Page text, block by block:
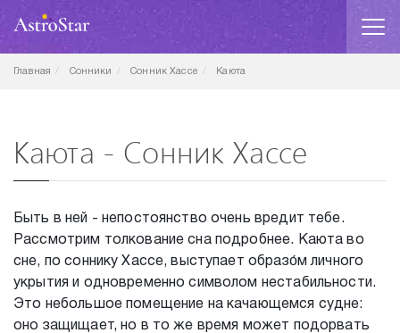
Главная Сонники Сонник Хассе Каюта
Каюта - Сонник Хассе
Быть в ней - непостоянство очень вредит тебе.
Рассмотрим толкование сна подробнее. Каюта во
сне, по соннику Хассе, выступает образо́м личного
укрытия и одновременно символом нестабильности.
Это небольшое помещение на качающемся судне:
оно защищает, но в то же время может подорвать